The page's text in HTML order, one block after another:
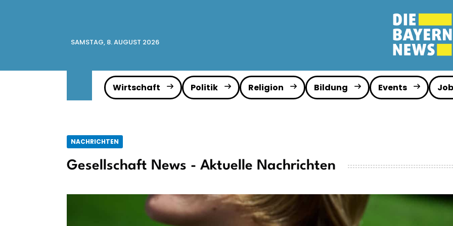
SAMSTAG, 8. AUGUST 2026
Wirtschaft Politik Religion Bildung Events
NACHRICHTEN
Gesellschaft News - Aktuelle Nachrichten